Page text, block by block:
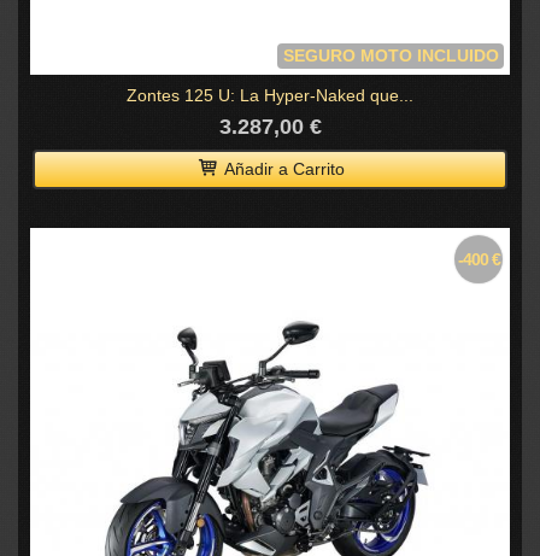
SEGURO MOTO INCLUIDO
Zontes 125 U: La Hyper-Naked que...
3.287,00 €
Añadir a Carrito
-400 €